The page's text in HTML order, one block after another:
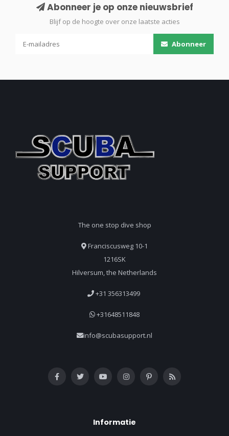
Abonneer je op onze nieuwsbrief
Blijf op de hoogte over onze laatste acties
Abonneer
The one stop dive shop
Franciscusweg 10-1
1216SK
Hilversum, the Netherlands
+31 356313499
+31648511848
info@scubasupport.nl
Informatie